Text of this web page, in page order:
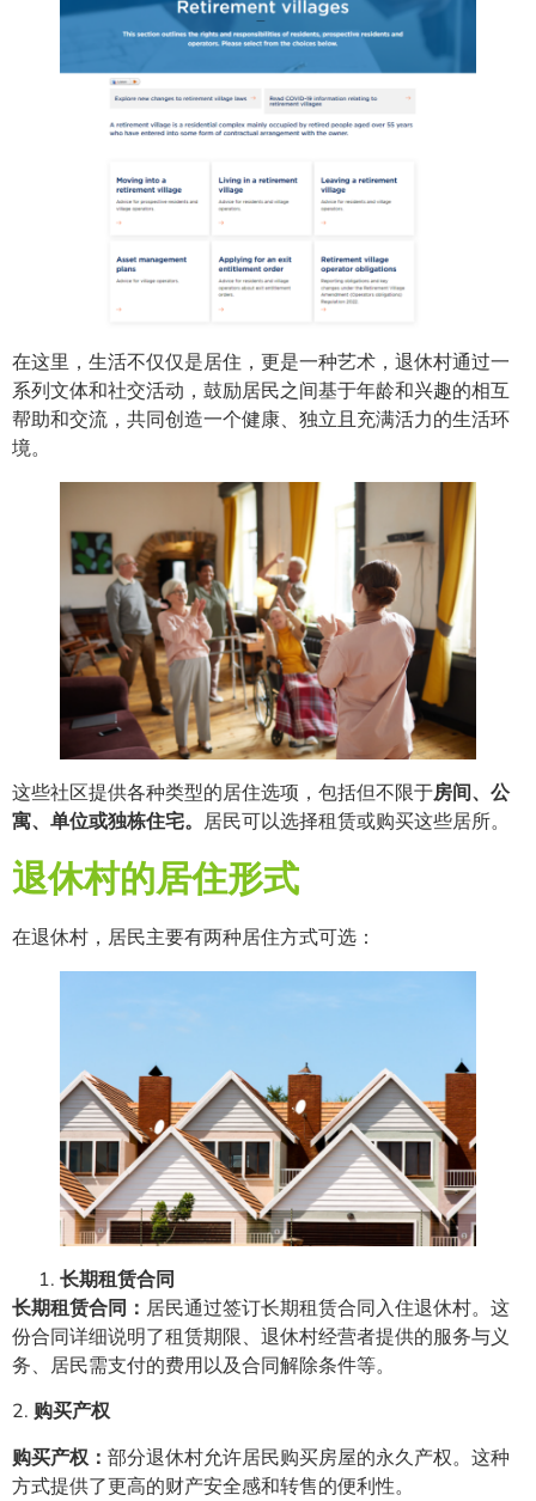
在这里，生活不仅仅是居住，更是一种艺术，退休村通过一
系列文体和社交活动，鼓励居民之间基于年龄和兴趣的相互
帮助和交流，共同创造一个健康、独立且充满活力的生活环
境。
这些社区提供各种类型的居住选项，包括但不限于房间、公
寓、单位或独栋住宅。 居民可以选择租赁或购买这些居所。
退休村的居住形式
在退休村，居民主要有两种居住方式可选：
长期租赁合同
长期租赁合同： 居民通过签订长期租赁合同入住退休村。这
份合同详细说明了租赁期限、退休村经营者提供的服务与义
务、居民需支付的费用以及合同解除条件等。
2. 购买产权
购买产权： 部分退休村允许居民购买房屋的永久产权。这种
方式提供了更高的财产安全感和转售的便利性。